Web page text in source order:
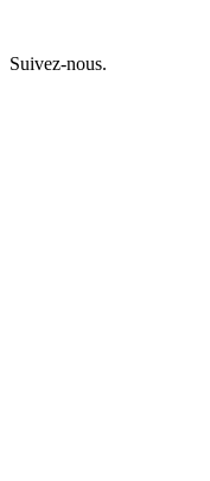
Suivez-nous.